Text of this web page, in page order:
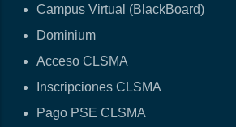
Campus Virtual (BlackBoard)
Dominium
Acceso CLSMA
Inscripciones CLSMA
Pago PSE CLSMA